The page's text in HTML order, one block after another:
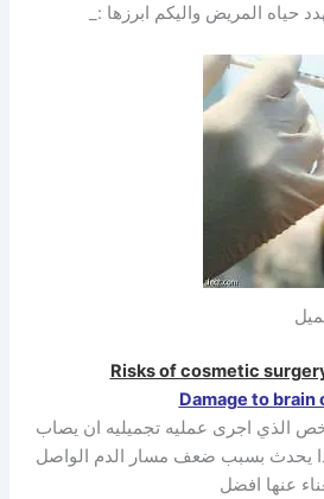
المريض واليكم ابرزها :_
الذي اجرى عمليه تجميليه ان يصاب
يحدث بسبب ضعف مسار الدم الواصل
عنها افضل